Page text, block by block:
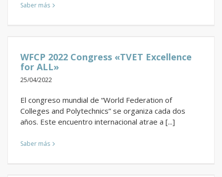
Saber más
WFCP 2022 Congress «TVET Excellence
for ALL»
25/04/2022
El congreso mundial de “World Federation of
Colleges and Polytechnics” se organiza cada dos
años. Este encuentro internacional atrae a [...]
Saber más